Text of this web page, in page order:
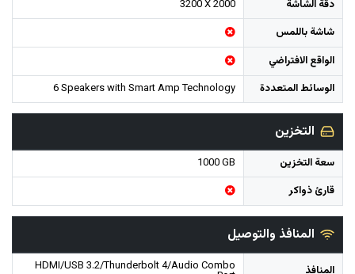
دقة الشاشة
3200 X 2000
شاشة باللمس
الواقع الافتراضي
الوسائط المتعددة
6 Speakers with Smart Amp Technology
التخزين
سعة التخزين
1000 GB
قارئ ذواكر
المنافذ والتوصيل
HDMI/USB 3.2/Thunderbolt 4/Audio Combo